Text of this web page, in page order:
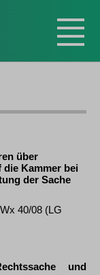
über
Kammer bei
der Sache
40/08 (LG
und